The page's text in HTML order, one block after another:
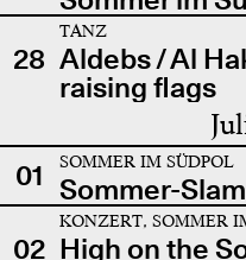
28
TANZ
Aldebs / Al
raising flags
01 SOMMER IM SÜDPOL
Sommer-Slam
02
KONZERT, SOMMER
High on the